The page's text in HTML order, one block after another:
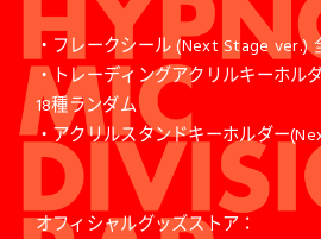
・フレークシール (Next Stage ver.)
・トレーディングアクリルキーホル
18種ランダム
・アクリルスタンドキーホルダー
オフィシャルグッズストア：